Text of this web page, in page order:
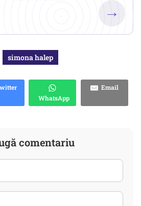
→
simona halep
WhatsApp
Email
comentariu